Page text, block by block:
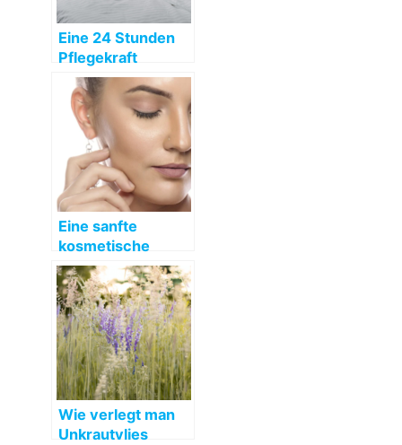
Eine 24 Stunden
Pflegekraft
Eine sanfte
kosmetische
Behandlung der
Haut
Wie verlegt man
Unkrautvlies